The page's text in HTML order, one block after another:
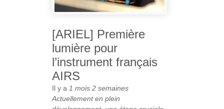
[ARIEL] Première
lumière pour
l’instrument français
AIRS
Il y a 1 mois 2 semaines
Actuellement en plein